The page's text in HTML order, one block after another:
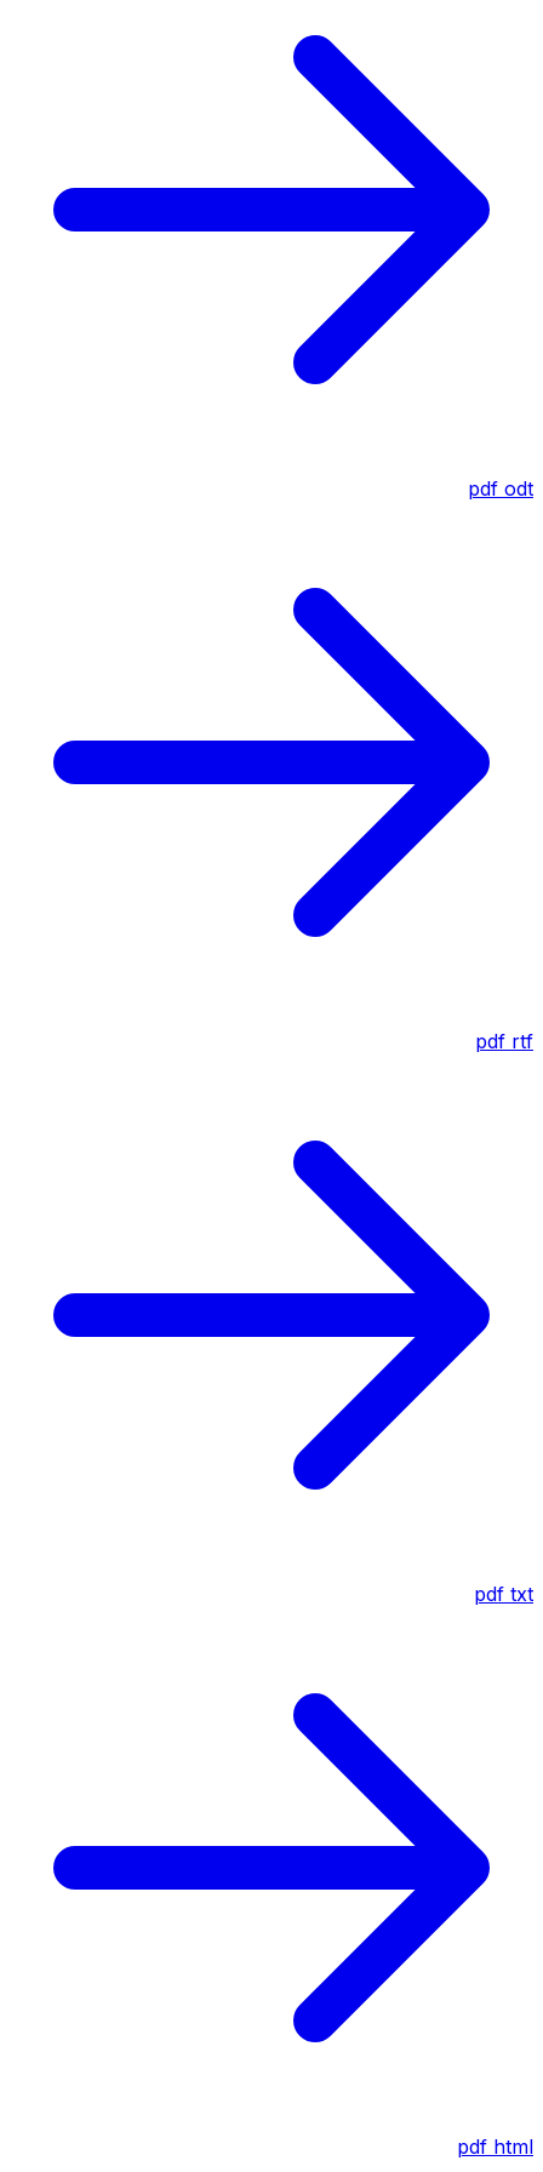
pdf odt
pdf rtf
pdf txt
pdf html